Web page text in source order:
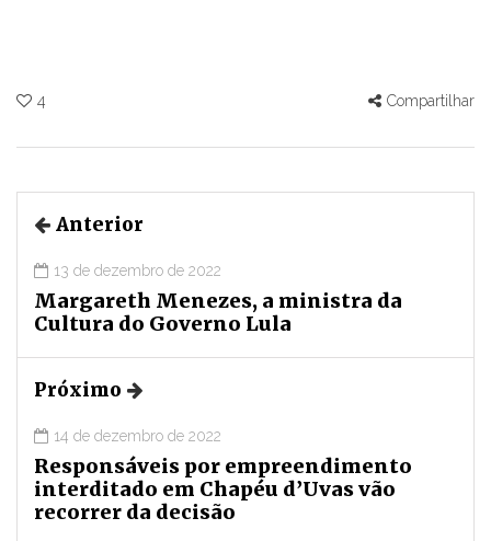
4 Compartilhar
Anterior
13 de dezembro de 2022
Margareth Menezes, a ministra da
Cultura do Governo Lula
Próximo
14 de dezembro de 2022
Responsáveis por empreendimento
interditado em Chapéu d’Uvas vão
recorrer da decisão